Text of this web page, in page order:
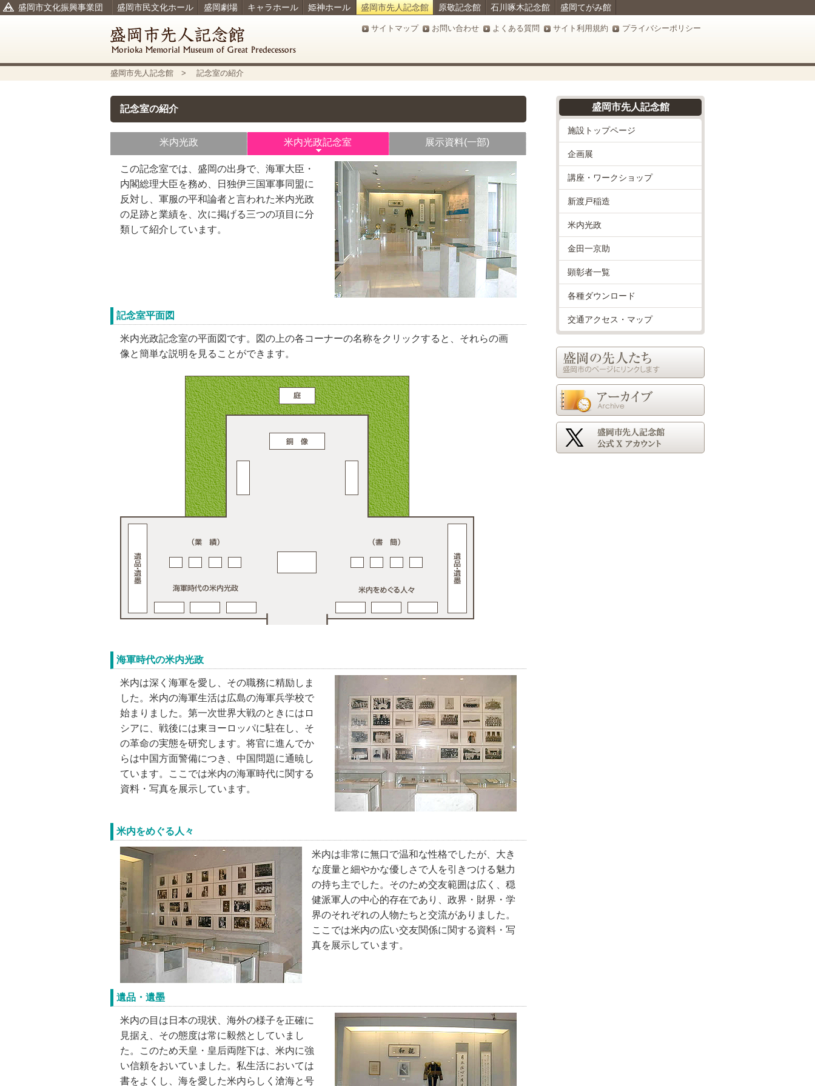
盛岡市文化振興事業団 盛岡市民文化ホール 盛岡劇場 キャラホール 姫神ホール 盛岡市先人記念館 原敬記念館 石川啄木記念館 盛岡てがみ館
プライバシーポリシー
サイト利用規約
よくある質問
お問い合わせ
サイトマップ
盛岡市先人記念館 > 記念室の紹介
記念室の紹介
米内光政 米内光政記念室 展示資料(一部)
この記念室では、盛岡の出身で、海軍大臣・
内閣総理大臣を務め、日独伊三国軍事同盟に
反対し、軍服の平和論者と言われた米内光政
の足跡と業績を、次に掲げる三つの項目に分
類して紹介しています。
記念室平面図
米内光政記念室の平面図です。図の上の各コーナーの名称をクリックすると、それらの画
像と簡単な説明を見ることができます。
海軍時代の米内光政
米内は深く海軍を愛し、その職務に精励しま
した。米内の海軍生活は広島の海軍兵学校で
始まりました。第一次世界大戦のときにはロ
シアに、戦後には東ヨーロッパに駐在し、そ
の革命の実態を研究します。将官に進んでか
らは中国方面警備につき、中国問題に通暁し
ています。ここでは米内の海軍時代に関する
資料・写真を展示しています。
米内をめぐる人々
米内は非常に無口で温和な性格でしたが、大き
な度量と細やかな優しさで人を引きつける魅力
の持ち主でした。そのため交友範囲は広く、穏
健派軍人の中心的存在であり、政界・財界・学
界のそれぞれの人物たちと交流がありました。
ここでは米内の広い交友関係に関する資料・写
真を展示しています。
遺品・遺墨
米内の目は日本の現状、海外の様子を正確に
見据え、その態度は常に毅然としていまし
た。このため天皇・皇后両陛下は、米内に強
い信頼をおいていました。私生活においては
書をよくし、海を愛した米内らしく滄海と号
盛岡市先人記念館
施設トップページ
企画展
講座・ワークショップ
新渡戸稲造
米内光政
金田一京助
顕彰者一覧
各種ダウンロード
交通アクセス・マップ